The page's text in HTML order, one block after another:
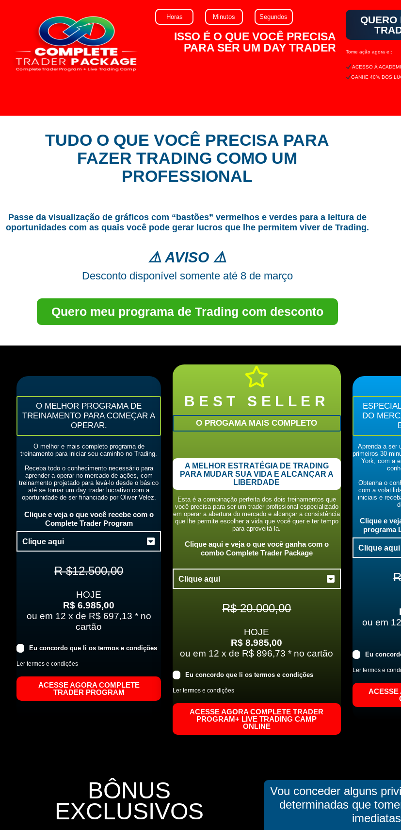
Horas Minutos Segundos
ISSO É O QUE VOCÊ PRECISA
PARA SER UM DAY TRADER
QUERO
Tome ação agora e::
ACESSO À
GANHE 40% DOS
TUDO O QUE VOCÊ PRECISA PARA
FAZER TRADING COMO UM
PROFESSIONAL
Passe da visualização de gráficos com “bastões” vermelhos e verdes para a leitura de
oportunidades com as quais você pode gerar lucros que lhe permitem viver de Trading.
⚠️ AVISO ⚠️
Desconto disponível somente até 8 de março
Quero meu programa de Trading com desconto
O MELHOR PROGRAMA DE
TREINAMENTO PARA COMEÇAR A
OPERAR.
O melhor e mais completo programa de
treinamento para iniciar seu caminho no Trading.
Receba todo o conhecimento necessário para
aprender a operar no mercado de ações, com
treinamento projetado para levá-lo desde o básico
até se tornar um day trader lucrativo com a
oportunidade de ser financiado por Oliver Velez.
Clique e veja o que você recebe com o
Complete Trader Program
Clique aqui
R $12.500,00
HOJE
R$ 6.985,00
ou em 12 x de R$ 697,13 * no
cartão
Eu concordo que li os termos e condições
Ler termos e condições
ACESSE AGORA COMPLETE
TRADER PROGRAM
BEST SELLER
O PROGAMA MAIS COMPLETO
A MELHOR ESTRATÉGIA DE TRADING
PARA MUDAR SUA VIDA E ALCANÇAR A
LIBERDADE
Esta é a combinação perfeita dos dois treinamentos que
você precisa para ser um trader profissional especializado
em operar a abertura do mercado e alcançar a consistência
que lhe permite escolher a vida que você quer e ter tempo
para aproveitá-la.
Clique aqui e veja o que você ganha com o
combo Complete Trader Package
Clique aqui
R$ 20.000,00
HOJE
R$ 8.985,00
ou em 12 x de R$ 896,73 * no cartão
Eu concordo que li os termos e condições
Ler termos e condições
ACESSE AGORA COMPLETE TRADER
PROGRAM+ LIVE TRADING CAMP
ONLINE
DO
Aprenda a ser
primeiros 30
York, com a
Obtenha o
com a
iniciais e
Clique e
programa
Clique aqui
ou em
Eu
Ler termos e
ACESSE
BÔNUS
EXCLUSIVOS
Vou conceder alguns
determinadas que